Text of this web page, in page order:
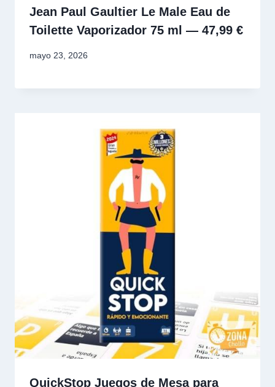
Jean Paul Gaultier Le Male Eau de
Toilette Vaporizador 75 ml — 47,99 €
mayo 23, 2026
QuickStop Juegos de Mesa para